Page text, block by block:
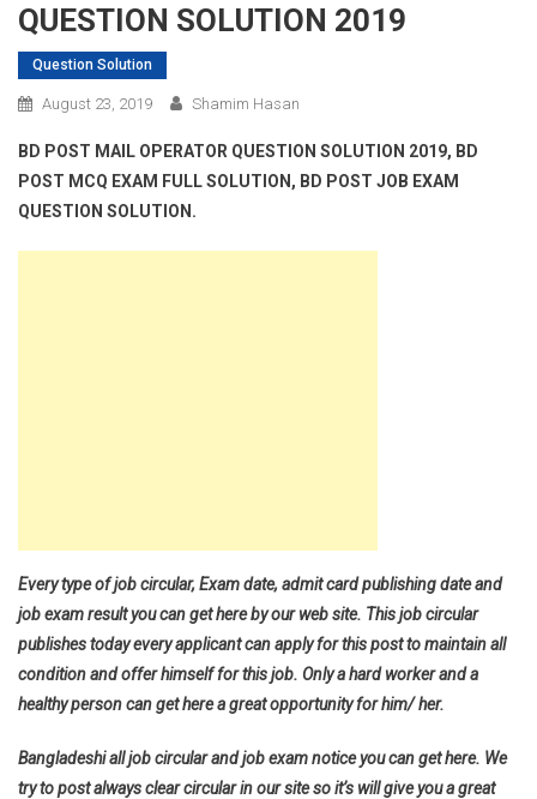
QUESTION SOLUTION 2019
Question Solution
August 23, 2019 Shamim Hasan
BD POST MAIL OPERATOR QUESTION SOLUTION 2019, BD
POST MCQ EXAM FULL SOLUTION, BD POST JOB EXAM
QUESTION SOLUTION.
Every type of job circular, Exam date, admit card publishing date and
job exam result you can get here by our web site. This job circular
publishes today every applicant can apply for this post to maintain all
condition and offer himself for this job. Only a hard worker and a
healthy person can get here a great opportunity for him/ her.
Bangladeshi all job circular and job exam notice you can get here. We
try to post always clear circular in our site so it’s will give you a great